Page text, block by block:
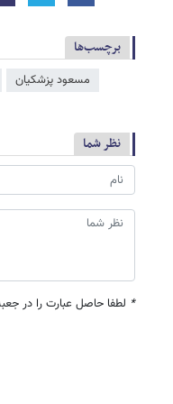
برچسب‌ها
مسعود پزشکیان
نظر شما
* لطفا حاصل عبارت را در